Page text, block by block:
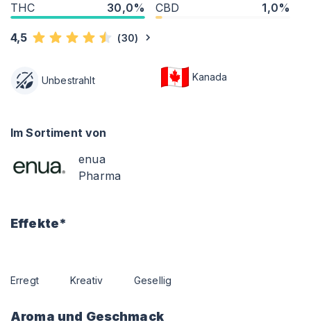
THC 30,0% CBD 1,0%
4,5 (30)
Unbestrahlt Kanada
Im Sortiment von
enua
Pharma
Effekte*
Erregt Kreativ Gesellig
Aroma und Geschmack